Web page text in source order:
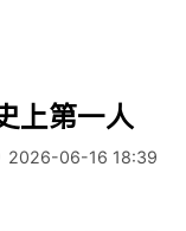
上第一人
2026-06-16 18:39